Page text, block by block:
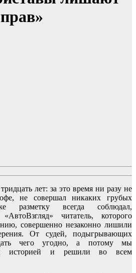
лет: за это время ни разу не
не совершал никаких грубых
разметку всегда соблюдал,
читатель, которого
совершенно незаконно лишили
От судей, подыгрывающих
чего угодно, а потому мы
историей и решили во всем